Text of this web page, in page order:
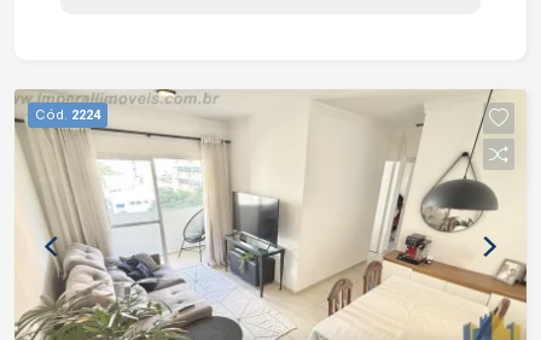
Cód. 2224